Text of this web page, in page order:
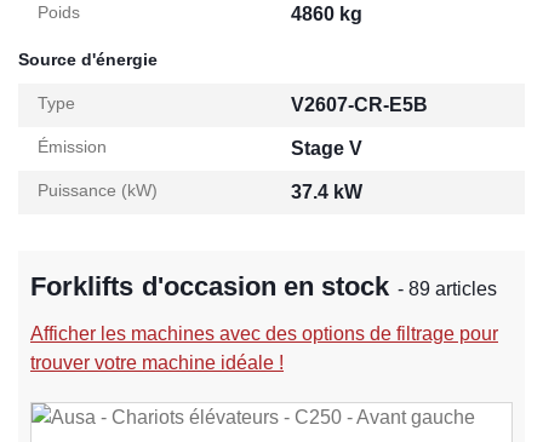
Poids 4860 kg
Source d'énergie
Type V2607-CR-E5B
Émission Stage V
Puissance (kW) 37.4 kW
Forklifts d'occasion en stock - 89 articles
Afficher les machines avec des options de filtrage pour
trouver votre machine idéale !